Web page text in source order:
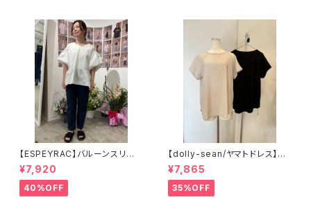
【ESPEYRAC】バルーンスリー
ブブラウス
¥7,920
40%OFF
【dolly-sean/ヤマトドレス】ス
トレッチジョーゼットTシャツ
¥7,865
35%OFF